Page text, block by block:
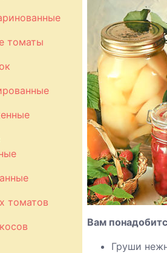
томаты
томатов
Вам
Груши